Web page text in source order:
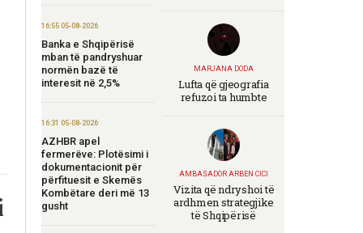
16:55 05-08-2026
Banka e Shqipërisë
mban të pandryshuar
normën bazë të
interesit në 2,5%
16:31 05-08-2026
AZHBR apel
fermerëve: Plotësimi i
dokumentacionit për
përfituesit e Skemës
Kombëtare deri më 13
gusht
MARJANA DODA
Lufta që gjeografia
refuzoi ta humbte
AMBASADOR ARBEN CICI
Vizita që ndryshoi të
ardhmen strategjike
të Shqipërisë